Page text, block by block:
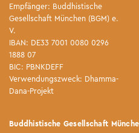
Empfänger: Buddhistische
Gesellschaft München (BGM) e.
V.
IBAN: DE33 7001 0080 0296
1888 07
BIC: PBNKDEFF
Verwendungszweck: Dhamma-
Dana-Projekt
Buddhistische Gesellschaft